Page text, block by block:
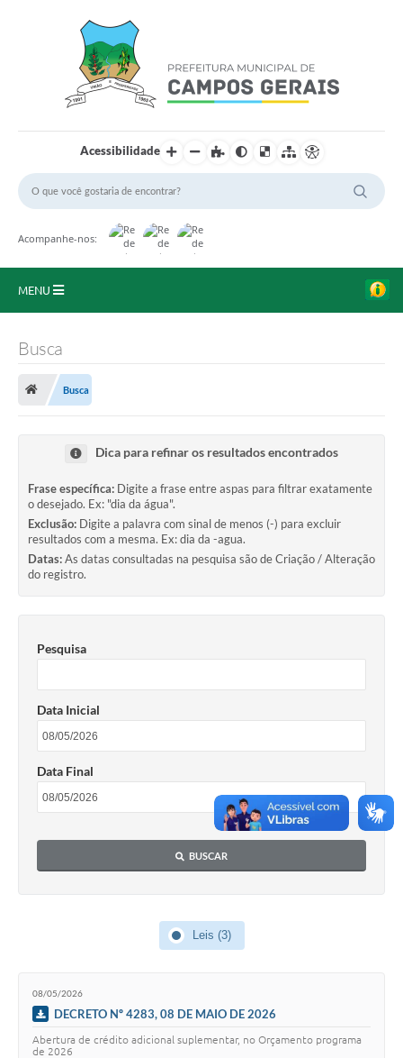
Acessibilidade
Acompanhe-nos:
MENU
A Prefeitura
Portal da Transparência
Mais
Busca
Busca
Dica para refinar os resultados encontrados
Frase específica: Digite a frase entre aspas para filtrar exatamente
o desejado. Ex: "dia da água".
Exclusão: Digite a palavra com sinal de menos (-) para excluir
resultados com a mesma. Ex: dia da -agua.
Datas:As datas consultadas na pesquisa são de Criação / Alteração
do registro.
Pesquisa
Data Inicial
Data Final
BUSCAR
Leis (3)
08/05/2026
DECRETO Nº 4283, 08 DE MAIO DE 2026
Abertura de crédito adicional suplementar, no Orçamento programa
de 2026